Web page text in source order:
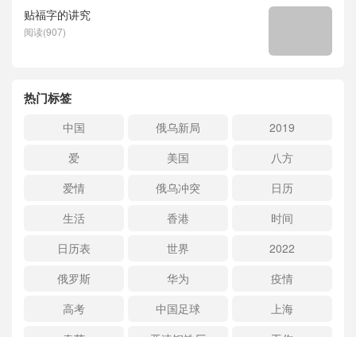
贴福字的讲究
阅读(907)
热门标签
中国 俄乌新局
2019
爱
美国
八方
爱情
俄乌冲突
日历
生活
香港
时间
日历表
世界
2022
俄罗斯
华为
疫情
高考
中国足球
上海